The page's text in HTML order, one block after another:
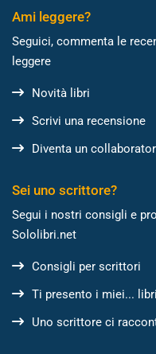
Ami leggere?
Seguici, commenta le
leggere
Novità libri
Scrivi una recensione
Diventa un
Sei uno scrittore?
Segui i nostri consigli e
Sololibri.net
Consigli per scrittori
Ti presento i miei... libri
Uno scrittore ci